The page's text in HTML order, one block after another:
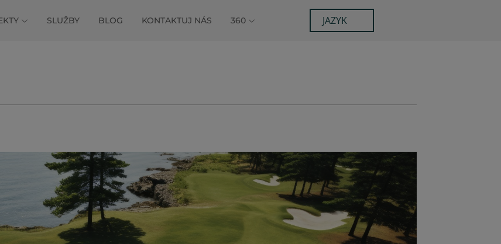
SLUŽBY BLOG KONTAKTUJ NÁS 360 JAZYK